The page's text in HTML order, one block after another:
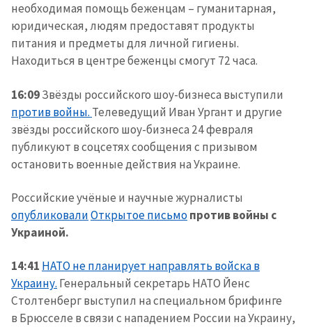
необходимая помощь беженцам – гуманитарная,
юридическая, людям предоставят продукты
питания и предметы для личной гигиены.
Находиться в центре беженцы смогут 72 часа.
16:09Звёзды российского шоу-бизнеса выступили
против войны. Телеведущий Иван Ургант и другие
звёзды российского шоу-бизнеса 24 февраля
публикуют в соцсетях сообщения с призывом
остановить военные действия на Украине.
Российские учёные и научные журналисты
опубликовалиОткрытое письмопротив войны с
Украиной.
14:41 НАТО не планирует направлять войска в
Украину. Генеральный секретарь НАТО Йенс
Столтенберг выступил на специальном брифинге
в Брюсселе в связи с нападением России на Украину,